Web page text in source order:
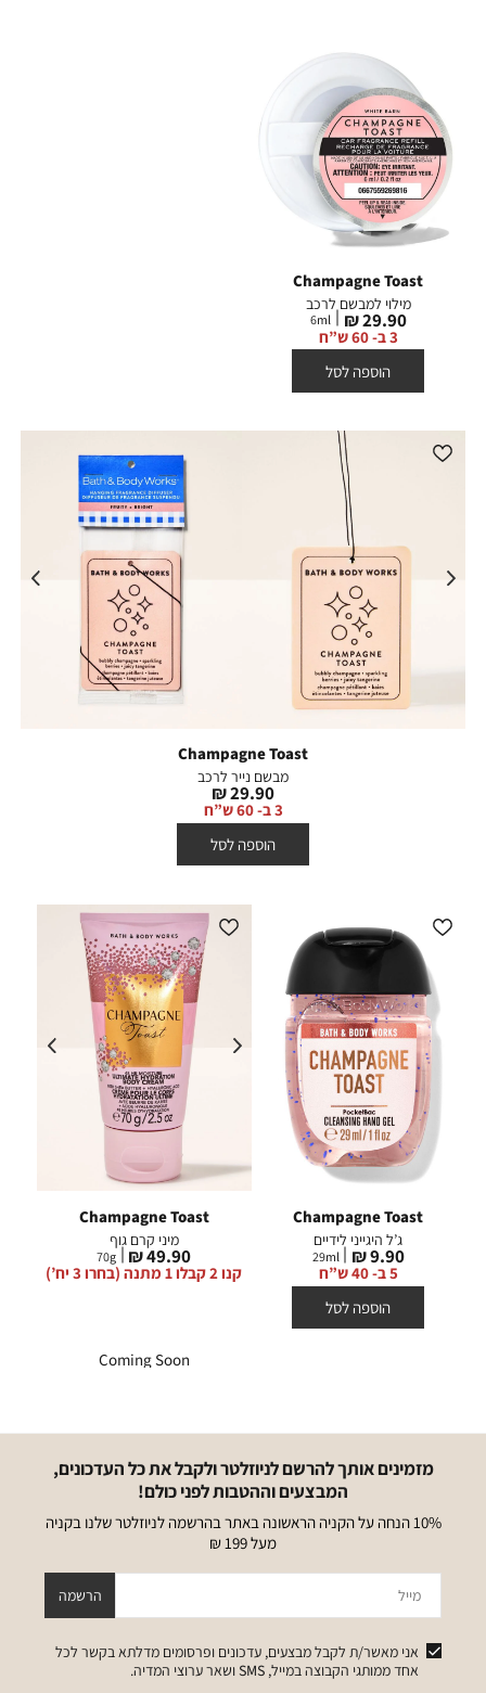
Champagne Toast
מילוי למבשם לרכב
מחיר
מוצר
29.90 ₪
6ml
3 ב- 60 ש”ח
הוספה לסל
Champagne Toast
מבשם נייר לרכב
מחיר
מוצר
29.90 ₪
3 ב- 60 ש”ח
הוספה לסל
Champagne Toast
ג’ל היגייני לידיים
מחיר
מוצר
9.90 ₪
29ml
5 ב- 40 ש”ח
הוספה לסל
Champagne Toast
מיני קרם גוף
מחיר
מוצר
49.90 ₪
70g
קנו 2 קבלו 1 מתנה (בחרו 3 יח’)
Coming Soon
מזמינים אותך להרשם לניוזלטר ולקבל את כל העדכונים,
המבצעים וההטבות לפני כולם!
10% הנחה על הקניה הראשונה באתר בהרשמה לניוזלטר שלנו בקניה
מעל 199 ₪
מייל
אני מאשר/ת לקבל מבצעים, עדכונים ופרסומים מדלתא בקשר לכל
אחד ממותגי הקבוצה במייל, SMS ושאר ערוצי המדיה.
הרשמה